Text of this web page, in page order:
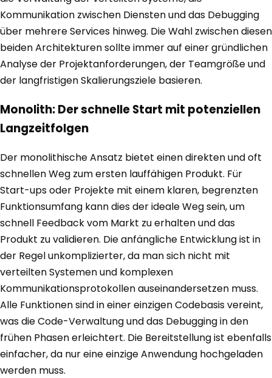
Kommunikation zwischen Diensten und das Debugging
über mehrere Services hinweg. Die Wahl zwischen diesen
beiden Architekturen sollte immer auf einer gründlichen
Analyse der Projektanforderungen, der Teamgröße und
der langfristigen Skalierungsziele basieren.
Monolith: Der schnelle Start mit potenziellen
Langzeitfolgen
Der monolithische Ansatz bietet einen direkten und oft
schnellen Weg zum ersten lauffähigen Produkt. Für
Start-ups oder Projekte mit einem klaren, begrenzten
Funktionsumfang kann dies der ideale Weg sein, um
schnell Feedback vom Markt zu erhalten und das
Produkt zu validieren. Die anfängliche Entwicklung ist in
der Regel unkomplizierter, da man sich nicht mit
verteilten Systemen und komplexen
Kommunikationsprotokollen auseinandersetzen muss.
Alle Funktionen sind in einer einzigen Codebasis vereint,
was die Code-Verwaltung und das Debugging in den
frühen Phasen erleichtert. Die Bereitstellung ist ebenfalls
einfacher, da nur eine einzige Anwendung hochgeladen
werden muss.